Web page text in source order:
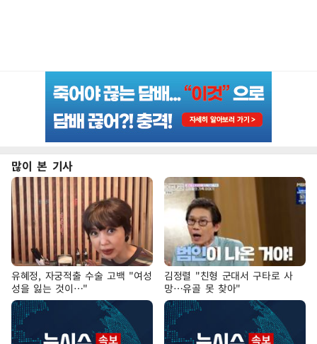
많이 본 기사
유혜정, 자궁적출 수술 고백 "여성
성을 잃는 것이…"
김정렬 "친형 군대서 구타로 사
망…유골 못 찾아"